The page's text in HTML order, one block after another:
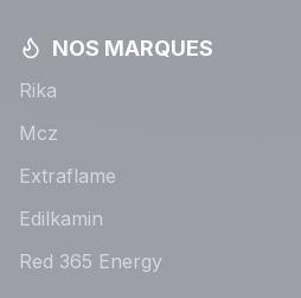
NOS MARQUES
Rika
Mcz
Extraflame
Edilkamin
Red 365 Energy